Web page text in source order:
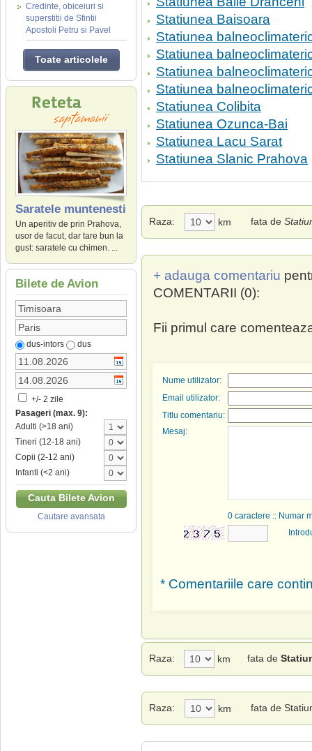
Credinte, obiceiuri si
superstitii de Sfintii
Apostoli Petru si Pavel
Toate articolele
Saratele muntenesti
Un aperitiv de prin Prahova,
usor de facut, dar tare bun la
gust: saratele cu chimen. ...
Bilete de Avion
dus-intors dus
+/- 2 zile
Pasageri (max. 9):
Adulti (>18 ani)
Tineri (12-18 ani)
Copii (2-12 ani)
Infanti (<2 ani)
Cauta Bilete Avion
Cautare avansata
Statiunea Baisoara
Statiunea
Statiunea
Statiunea
Statiunea
Statiunea Colibita
Statiunea Ozunca-Bai
Statiunea Lacu Sarat
Statiunea Slanic Prahova
Raza: km fata de
+ adauga comentariu
COMENTARII (0):
Fii primul care
Nume utilizator:
Email utilizator:
Titlu comentariu:
Mesaj:
0 caractere :: Numar
* Comentariile care
Raza: km fata de
Raza: km fata de